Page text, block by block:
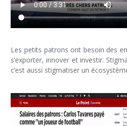
Les petits patrons ont besoin des
s’exporter, innover et investir.
c’est aussi stigmatiser un